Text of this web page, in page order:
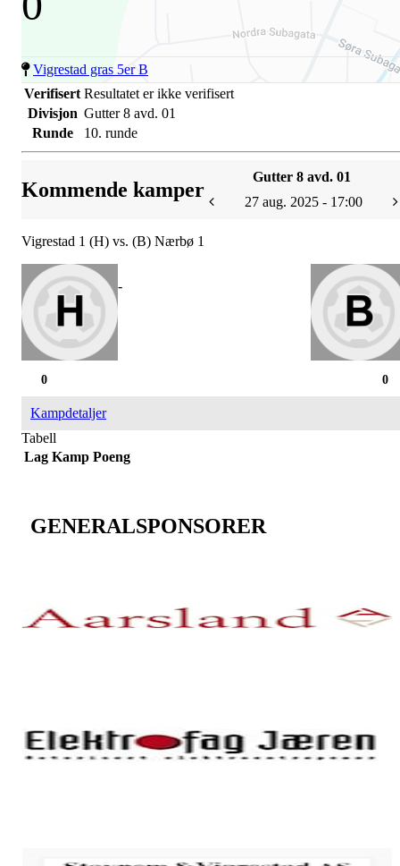
Vigrestad gras 5er B
Verifisert Resultatet er ikke verifisert
Divisjon Gutter 8 avd. 01
Runde
10. runde
Kommende kamper
Gutter 8 avd. 01
27 aug. 2025 - 17:00
Vigrestad 1 (H) vs. (B) Nærbø 1
-
0
0
Kampdetaljer
Tabell
Lag Kamp Poeng
GENERALSPONSORER